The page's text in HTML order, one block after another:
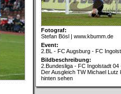
Fotograf:
Stefan Bösl | www.kbumm.de
Event:
2.BL - FC Augsburg - FC
Bildbeschreibung:
2.Bundesliga - FC Ingolstadt 04
Der Ausgleich TW Michael Lutz
hinten sehen